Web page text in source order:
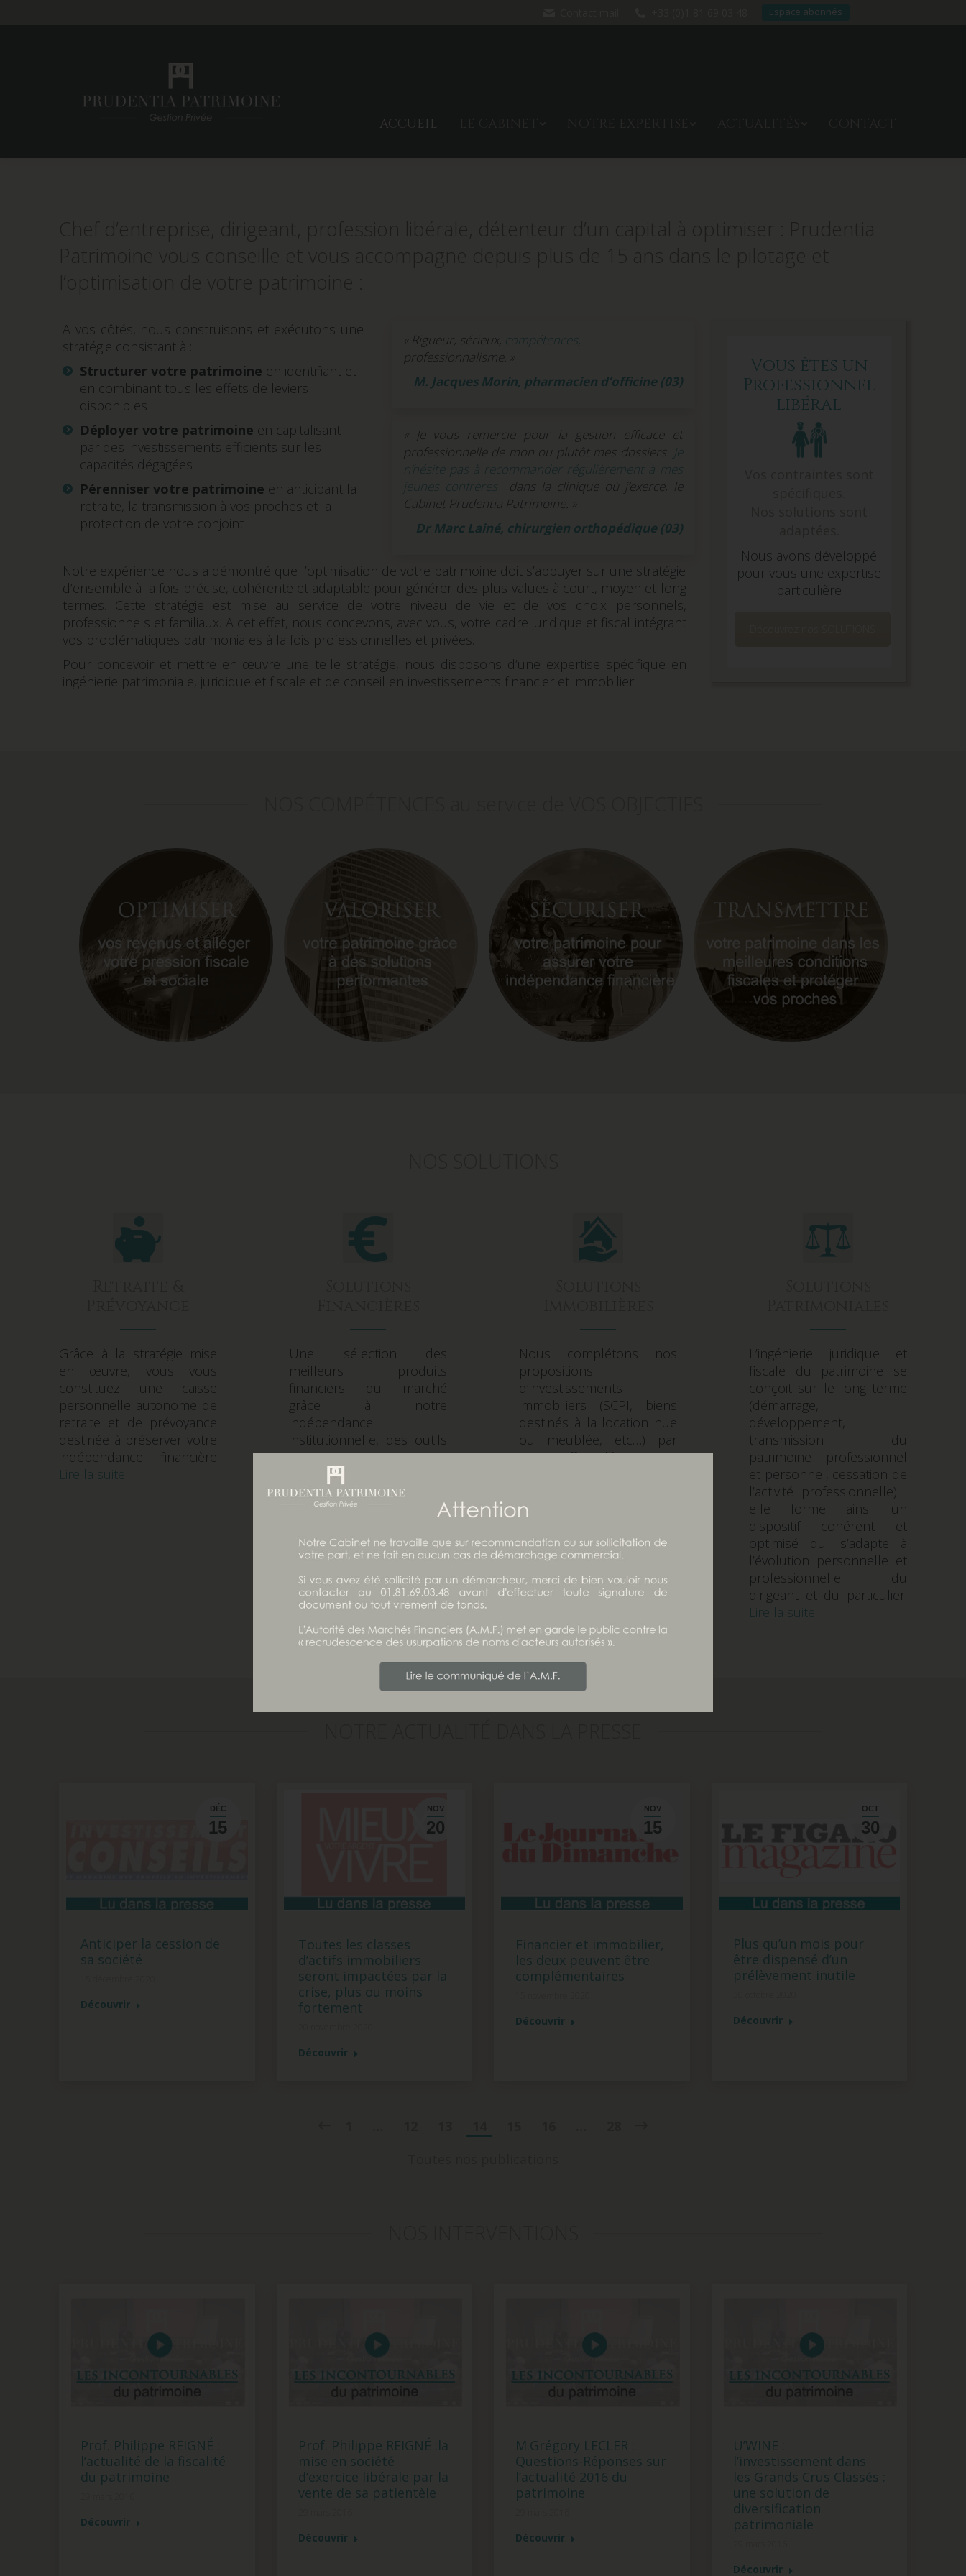
Espace abonnés
ACCUEIL
A vos côtés, nous construisons et exécutons une
stratégie consistant à :
Structurer votre patrimoine en identifiant et
en combinant tous les effets de leviers
disponibles
Déployer votre patrimoine en capitalisant
par des investissements efficients sur les
capacités dégagées
Pérenniser votre patrimoine en anticipant la
retraite, la transmission à vos proches et la
protection de votre conjoint
« Rigueur, sérieux, compétences,
professionnalisme. »
M. Jacques Morin, pharmacien d’officine (03)
« Je vous remercie pour la gestion efficace et
professionnelle de mon ou plutôt mes dossiers. Je
n’hésite pas à recommander régulièrement à mes
jeunes confrères dans la clinique où j’exerce, le
Cabinet Prudentia Patrimoine. »
Dr Marc Lainé, chirurgien orthopédique (03)
Notre expérience nous a démontré que l’optimisation de votre patrimoine doit s’appuyer sur une stratégie
d’ensemble à la fois précise, cohérente et adaptable pour générer des plus-values à court, moyen et long
termes. Cette stratégie est mise au service de votre niveau de vie et de vos choix personnels,
professionnels et familiaux. A cet effet, nous concevons, avec vous, votre cadre juridique et fiscal intégrant
vos problématiques patrimoniales à la fois professionnelles et privées.
Pour concevoir et mettre en œuvre une telle stratégie, nous disposons d’une expertise spécifique en
ingénierie patrimoniale, juridique et fiscale et de conseil en investissements financier et immobilier.
Vous êtes un
Professionnel
libéral
Nous avons développé
pour vous une expertise
particulière
Grâce à la stratégie mise
en œuvre, vous vous
constituez une caisse
personnelle autonome de
retraite et de prévoyance
destinée à préserver votre
indépendance financière
Lire la suite
Une sélection des
meilleurs produits
financiers du marché
grâce à notre
indépendance
institutionnelle, des outils
digitaux pour une
consultation en temps
réelle de vos avoirs
financiers, une convention
permettant notamment
d’ajuster dans le temps les
investissements et les
arbitrages de
rémunération. Lire la suite
Nous complétons nos
propositions
d’investissements
immobiliers (SCPI, biens
destinés à la location nue
ou meublée, etc…) par
notre offre clé en main
sélection, financement,
Lire la suite
L’ingénierie juridique et
fiscale du patrimoine se
conçoit sur le long terme
(démarrage,
développement,
transmission du
patrimoine professionnel
et personnel, cessation de
l’activité professionnelle) :
elle forme ainsi un
dispositif cohérent et
optimisé qui s’adapte à
l’évolution personnelle et
professionnelle du
dirigeant et du particulier.
Lire la suite
DÉC
15
Anticiper la cession de
sa société
Découvrir
NOV
20
Toutes les classes
d’actifs immobiliers
seront impactées par la
crise, plus ou moins
fortement
Découvrir
NOV
15
Financier et immobilier,
les deux peuvent être
complémentaires
Découvrir
OCT
30
Plus qu’un mois pour
être dispensé d’un
prélèvement inutile
Découvrir
Prof. Philippe REIGNÉ :
l’actualité de la fiscalité
du patrimoine
Découvrir
Prof. Philippe REIGNÉ :la
mise en société
d’exercice libérale par la
vente de sa patientèle
Découvrir
M.Grégory LECLER :
Questions-Réponses sur
l’actualité 2016 du
patrimoine
Découvrir
U’WINE :
l’investissement dans
les Grands Crus Classés :
une solution de
diversification
patrimoniale
Découvrir